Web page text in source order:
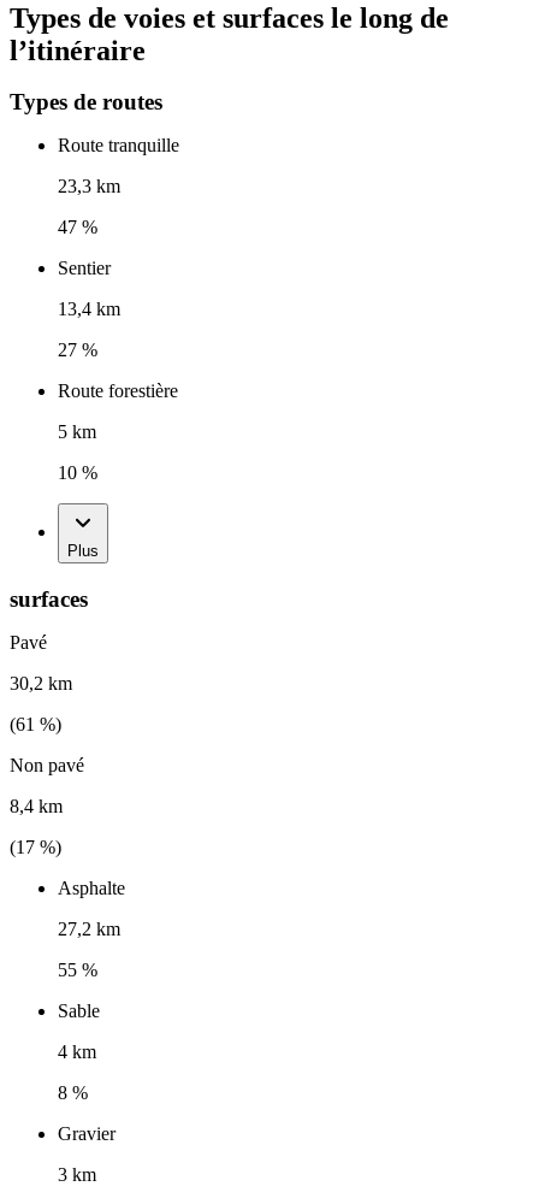
Types de voies et surfaces le long de
l’itinéraire
Types de routes
Route tranquille
23,3 km
47 %
Sentier
13,4 km
27 %
Route forestière
5 km
10 %
Plus
surfaces
Pavé
30,2 km
(61 %)
Non pavé
8,4 km
(17 %)
Asphalte
27,2 km
55 %
Sable
4 km
8 %
Gravier
3 km